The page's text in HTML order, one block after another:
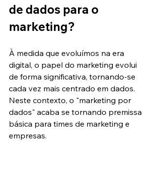
de dados para o
marketing?
À medida que evoluímos na era
digital, o papel do marketing evolui
de forma significativa, tornando-se
cada vez mais centrado em dados.
Neste contexto, o "marketing por
dados" acaba se tornando premissa
básica para times de marketing e
empresas.